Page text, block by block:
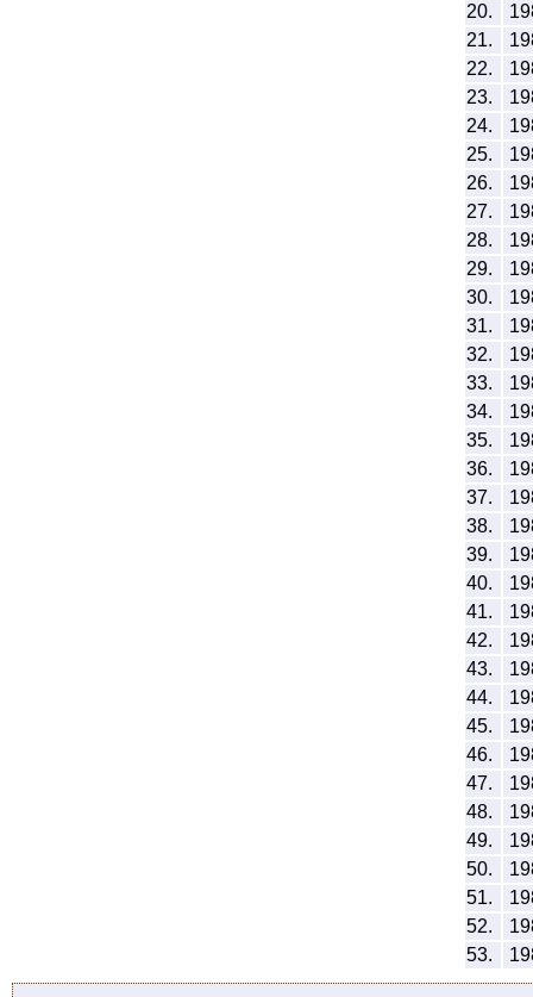
20.
21.
22.
23.
24.
25.
26.
27.
28.
29.
30.
31.
32.
33.
34.
35.
36.
37.
38.
39.
40.
41.
42.
43.
44.
45.
46.
47.
48.
49.
50.
51.
52.
53.